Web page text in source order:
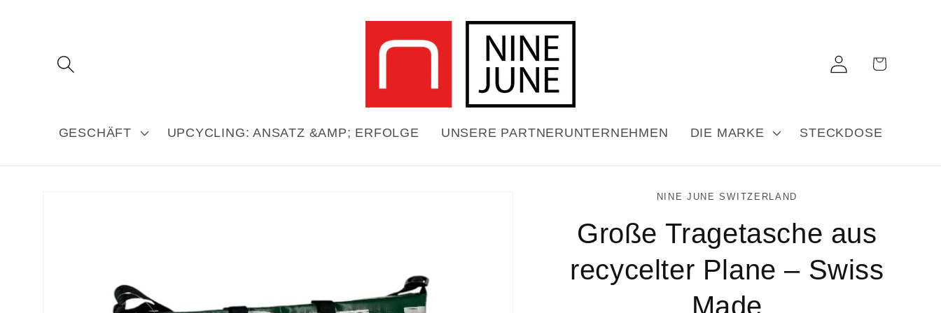
GESCHÄFT UPCYCLING: ANSATZ &AMP; ERFOLGE UNSERE PARTNERUNTERNEHMEN DIE MARKE STECKDOSE
EinloggenWarenkorb
NINE JUNE SWITZERLAND
Große Tragetasche aus
recycelter Plane – Swiss
Made